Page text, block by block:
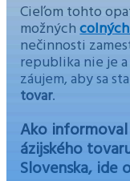
Cieľom tohto
možných
nečinnosti
republika nie je
záujem, aby sa
tovar.
Ako
ázijského
Slovenska, ide